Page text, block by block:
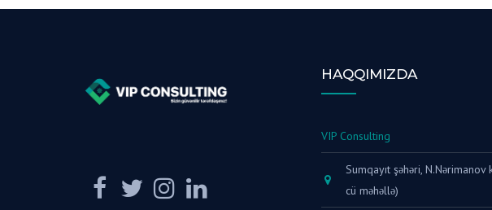
HAQQIMIZDA
VIP Consulting
Sumqayıt şəhəri, N.Nərimanov
cü məhəllə)